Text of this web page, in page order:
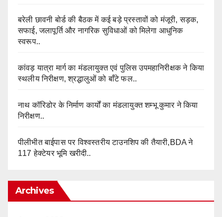
बरेली छावनी बोर्ड की बैठक में कई बड़े प्रस्तावों को मंजूरी, सड़क,
सफाई, जलापूर्ति और नागरिक सुविधाओं को मिलेगा आधुनिक
स्वरूप..
कांवड़ यात्रा मार्ग का मंडलायुक्त एवं पुलिस उपमहानिरीक्षक ने किया
स्थलीय निरीक्षण, श्रद्धालुओं को बाँटे फल..
नाथ कॉरिडोर के निर्माण कार्यों का मंडलायुक्त शम्भू कुमार ने किया
निरीक्षण..
पीलीभीत बाईपास पर विश्वस्तरीय टाउनशिप की तैयारी,BDA ने
117 हेक्टेयर भूमि खरीदी..
Archives